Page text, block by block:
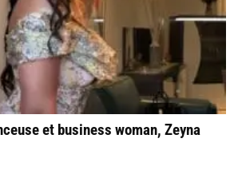
et business woman, Zeyna